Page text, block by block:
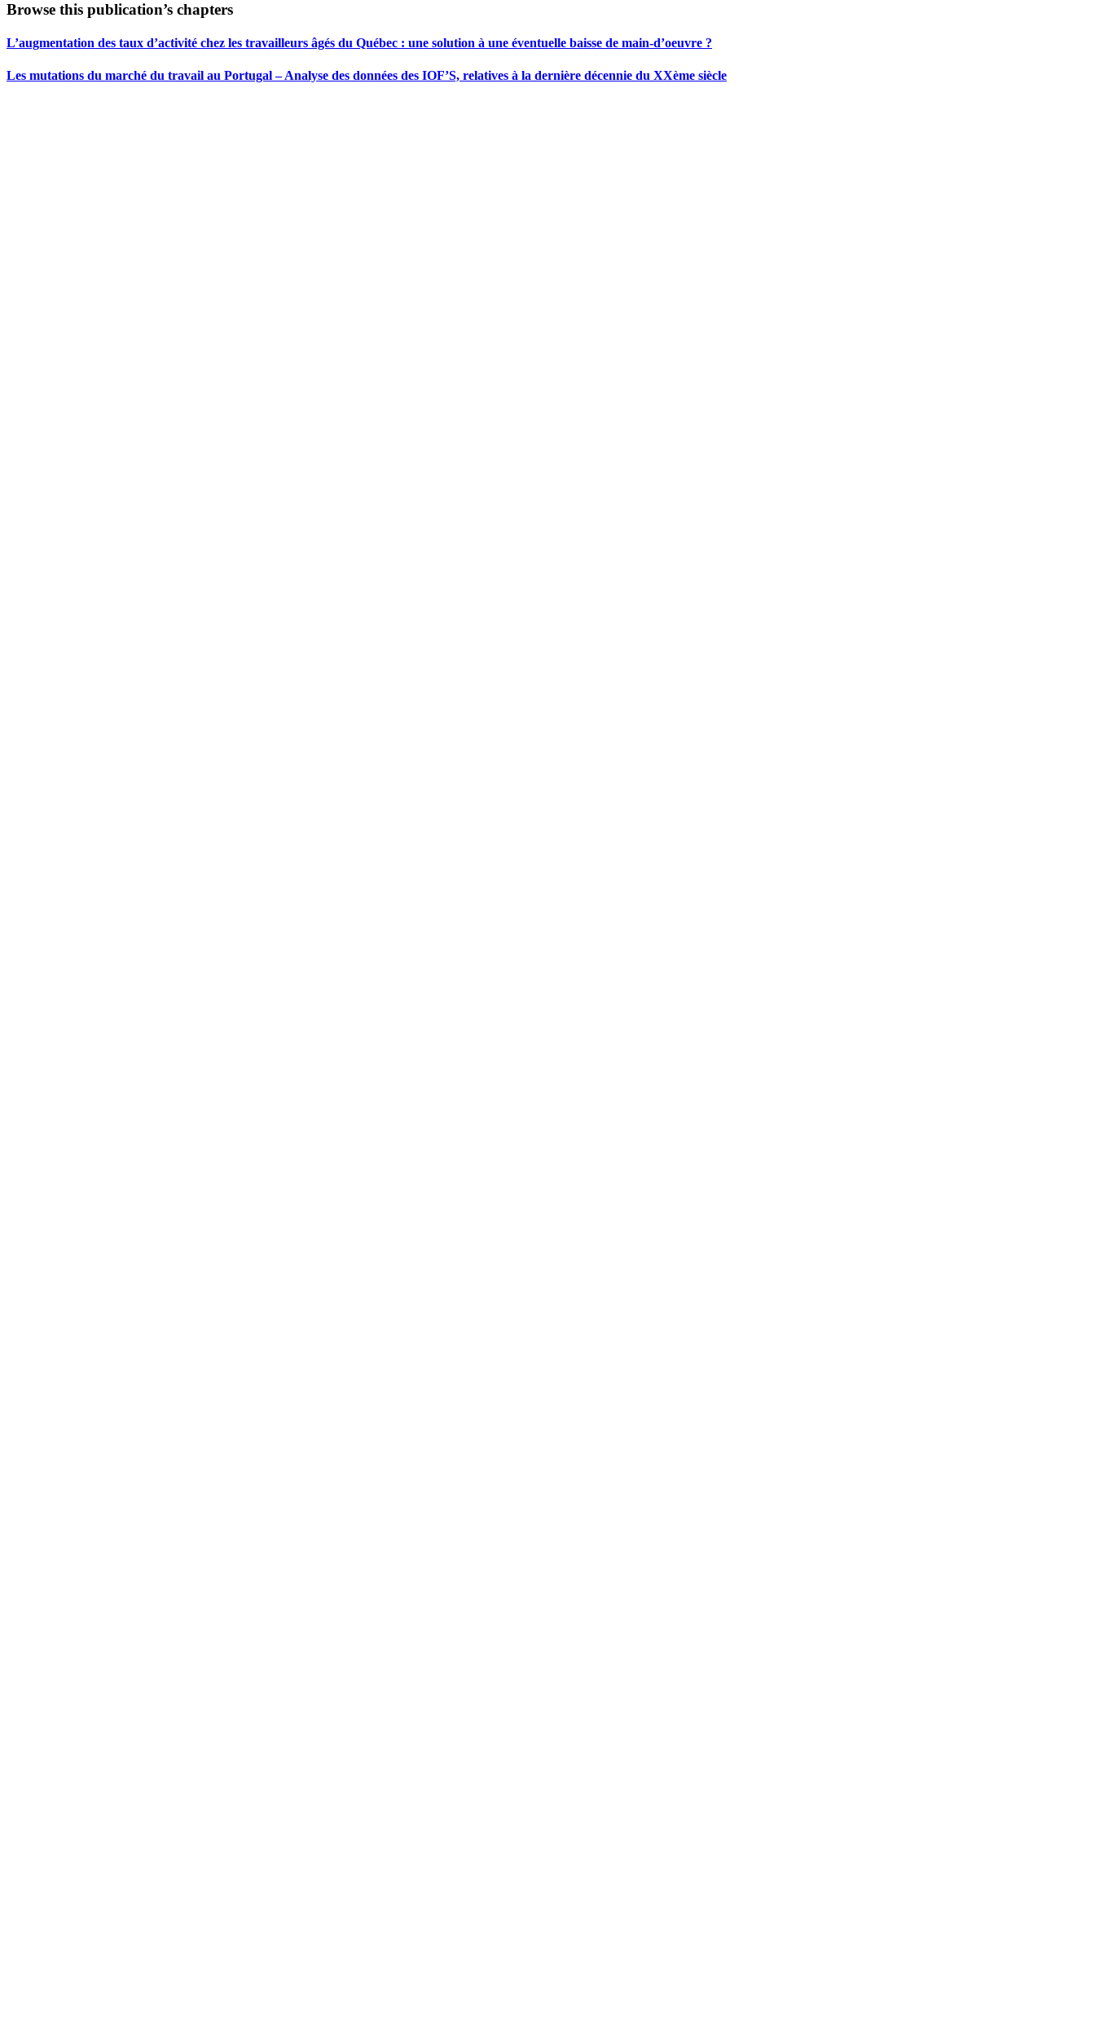
Browse this publication’s chapters
L’augmentation des taux d’activité chez les travailleurs âgés du Québec : une solution à une éventuelle baisse de main-d’oeuvre ?
Les mutations du marché du travail au Portugal – Analyse des données des IOF’S, relatives à la dernière décennie du XXème siècle